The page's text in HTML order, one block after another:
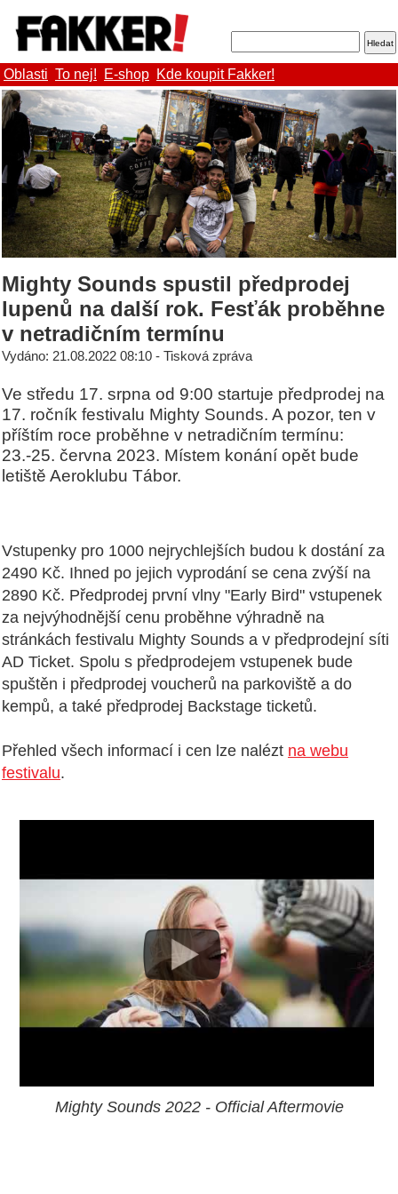
Oblasti To nej! E-shop Kde koupit Fakker!
Mighty Sounds spustil předprodej
lupenů na další rok. Fesťák proběhne
v netradičním termínu
Vydáno: 21.08.2022 08:10 - Tisková zpráva
Ve středu 17. srpna od 9:00 startuje předprodej na
17. ročník festivalu Mighty Sounds. A pozor, ten v
příštím roce proběhne v netradičním termínu:
23.-25. června 2023. Místem konání opět bude
letiště Aeroklubu Tábor.
Vstupenky pro 1000 nejrychlejších budou k dostání za
2490 Kč. Ihned po jejich vyprodání se cena zvýší na
2890 Kč. Předprodej první vlny "Early Bird" vstupenek
za nejvýhodnější cenu proběhne výhradně na
stránkách festivalu Mighty Sounds a v předprodejní síti
AD Ticket. Spolu s předprodejem vstupenek bude
spuštěn i předprodej voucherů na parkoviště a do
kempů, a také předprodej Backstage ticketů.
Přehled všech informací i cen lze nalézt na webu
festivalu.
Mighty Sounds 2022 - Official Aftermovie